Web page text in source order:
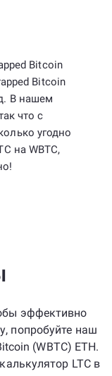
Bitcoin
Bitcoin
В нашем
что с
угодно
на WBTC,
эффективно
попробуйте наш
(WBTC) ETH.
LTC в